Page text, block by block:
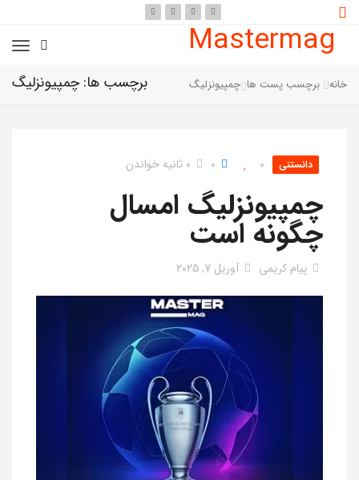
Mastermag
برچسب ها: چمپیونزلیگ خانه برچسب پست ها چمپیونزلیگ
دانستنی 0
0 0 ثانیه خواندن
چمپیونزلیگ امسال
چگونه است
پیام کریمی آوریل 7, 2025